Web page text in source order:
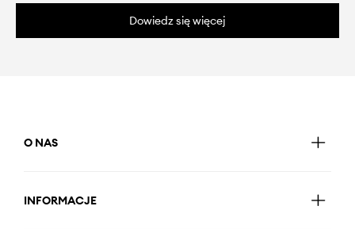
Dowiedz się więcej
O NAS
INFORMACJE